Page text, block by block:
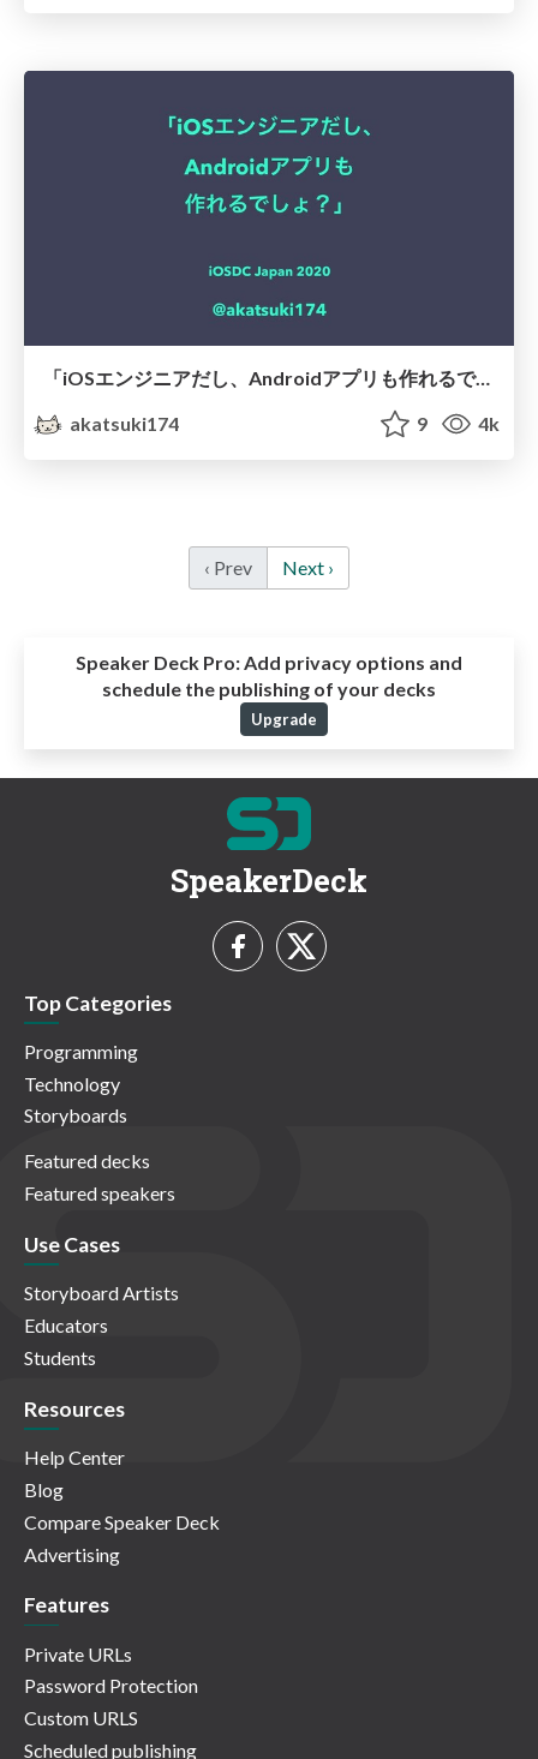
「iOSエンジニアだし、Androidアプリも作れるでしょ？」
akatsuki174
9 4k
‹ Prev Next ›
Speaker Deck Pro:Add privacy options and
schedule the publishing of your decks
Upgrade
SpeakerDeck
Top Categories
Programming
Technology
Storyboards
Featured decks
Featured speakers
Use Cases
Storyboard Artists
Educators
Students
Resources
Help Center
Blog
Compare Speaker Deck
Advertising
Features
Private URLs
Password Protection
Custom URLS
Scheduled publishing